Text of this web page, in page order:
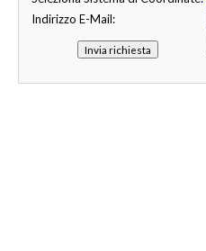
Indirizzo E-Mail: